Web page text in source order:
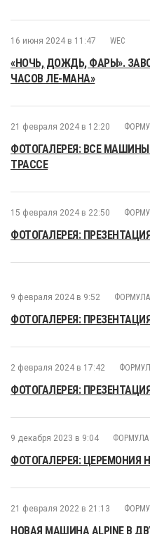
16 июня 2024 в 11:47 WEC
«НОЧЬ, ДОЖДЬ, ФАРЫ».
ЧАСОВ ЛЕ-МАНА»
21 февраля 2024 в 12:20
ФОТОГАЛЕРЕЯ: ВСЕ
ТРАССЕ
15 февраля 2024 в 22:50
ФОТОГАЛЕРЕЯ: ПРЕЗЕНТАЦИЯ
9 февраля 2024 в 9:52 ФОРМУЛА
ФОТОГАЛЕРЕЯ: ПРЕЗЕНТАЦИЯ
2 февраля 2024 в 17:42
ФОТОГАЛЕРЕЯ:
9 декабря 2023 в 9:04 ФОРМУЛА
ФОТОГАЛЕРЕЯ: ЦЕРЕМОНИЯ
21 февраля 2022 в 21:13
НОВАЯ МАШИНА ALPINE В